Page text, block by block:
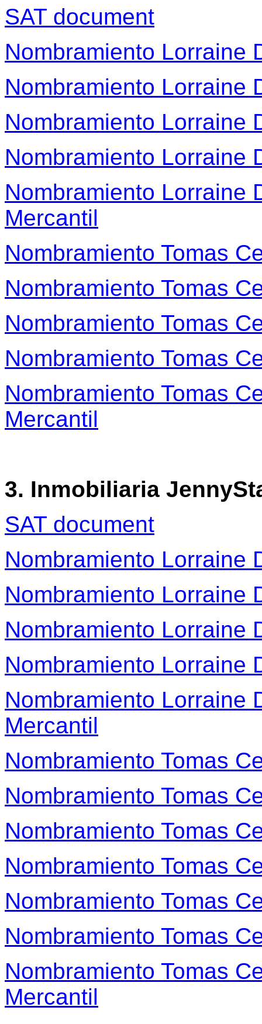
SAT document
Nombramiento Lorraine
Nombramiento Lorraine
Nombramiento Lorraine
Nombramiento Lorraine
Nombramiento Lorraine
Mercantil
Nombramiento Tomas
Nombramiento Tomas
Nombramiento Tomas
Nombramiento Tomas
Nombramiento Tomas
Mercantil
3. Inmobiliaria
SAT document
Nombramiento Lorraine
Nombramiento Lorraine
Nombramiento Lorraine
Nombramiento Lorraine
Nombramiento Lorraine
Mercantil
Nombramiento Tomas
Nombramiento Tomas
Nombramiento Tomas
Nombramiento Tomas
Nombramiento Tomas
Nombramiento Tomas
Nombramiento Tomas
Mercantil